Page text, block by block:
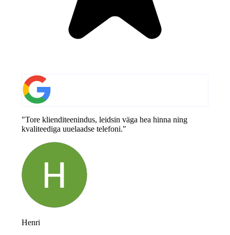
"Tore klienditeenindus, leidsin väga hea hinna ning
kvaliteediga uuelaadse telefoni."
Henri